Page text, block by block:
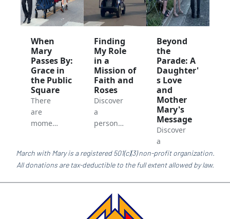
When
Mary
Passes By:
Grace in
the Public
Square
There
are
moment
life that
pass by
quickly,
Read
More...
Finding
My Role
in a
Mission of
Faith and
Roses
Discover
a
personal
March
With
Mary
project
—how
small
Read
More...
Beyond
the
Parade: A
Daughter'
s Love
and
Mother
Mary's
Message
Discover
a
heartwa
rming
from
Read
March with Mary is a registered 501(c)(3) non-profit organization.
All donations are tax-deductible to the full extent allowed by law.